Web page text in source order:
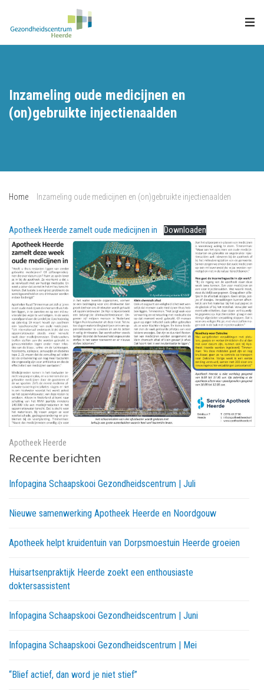
Inzameling oude medicijnen en
(on)gebruikte injectienaalden
Home Inzameling oude medicijnen en (on)gebruikte injectienaalden
Apotheek Heerde zamelt oude medicijnen in Downloaden
Apotheek Heerde
Recente berichten
Infopagina Schaapskooi Gezondheidscentrum | Juli
Nieuwe samenwerking Apotheek Heerde en Noordgouw
Apotheek helpt kruidentuin van Dorpsmoestuin Heerde groeien
Huisartsenpraktijk Heerde zoekt een enthousiaste
doktersassistent
Infopagina Schaapskooi Gezondheidscentrum | Juni
Infopagina Schaapskooi Gezondheidscentrum | Mei
“Blief actief, dan word je niet stief”